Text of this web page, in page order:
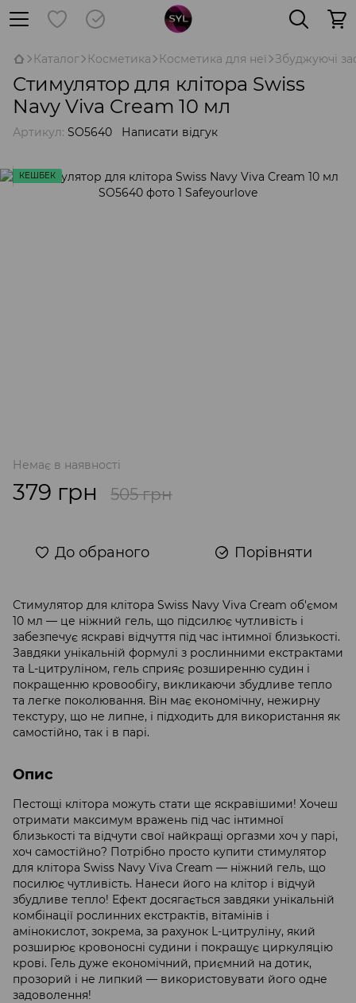
Каталог Косметика Косметика для неї Збуджуючі
Стимулятор для клітора Swiss
Navy Viva Cream 10 мл
Артикул: SO5640 Написати відгук
КЕШБЕК
Немає в наявності
379 грн 505 грн
До обраного Порівняти
Стимулятор для клітора Swiss Navy Viva Cream об'ємом
10 мл — це ніжний гель, що підсилює чутливість і
забезпечує яскраві відчуття під час інтимної близькості.
Завдяки унікальній формулі з рослинними екстрактами
та L-цитруліном, гель сприяє розширенню судин і
покращенню кровообігу, викликаючи збудливе тепло
та легке поколювання. Він має економічну, нежирну
текстуру, що не липне, і підходить для використання як
самостійно, так і в парі.
Опис
Пестощі клітора можуть стати ще яскравішими! Хочеш
отримати максимум вражень під час інтимної
близькості та відчути свої найкращі оргазми хоч у парі,
хоч самостійно? Потрібно просто купити стимулятор
для клітора Swiss Navy Viva Cream — ніжний гель, що
посилює чутливість. Нанеси його на клітор і відчуй
збудливе тепло! Ефект досягається завдяки унікальній
комбінації рослинних екстрактів, вітамінів і
амінокислот, зокрема, за рахунок L-цитруліну, який
розширює кровоносні судини і покращує циркуляцію
крові. Гель дуже економічний, приємний на дотик,
прозорий і не липкий — використовувати його одне
задоволення!